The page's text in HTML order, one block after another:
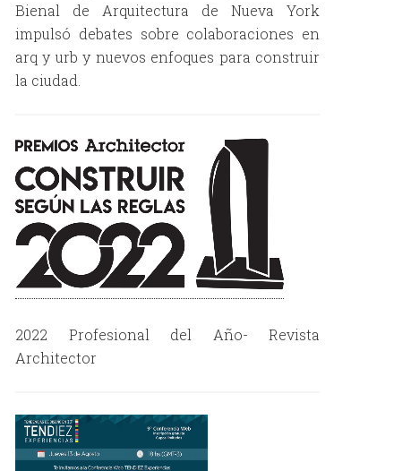
Bienal de Arquitectura de Nueva York
impulsó debates sobre colaboraciones en
arq y urb y nuevos enfoques para construir
la ciudad.
2022 Profesional del Año- Revista
Architector